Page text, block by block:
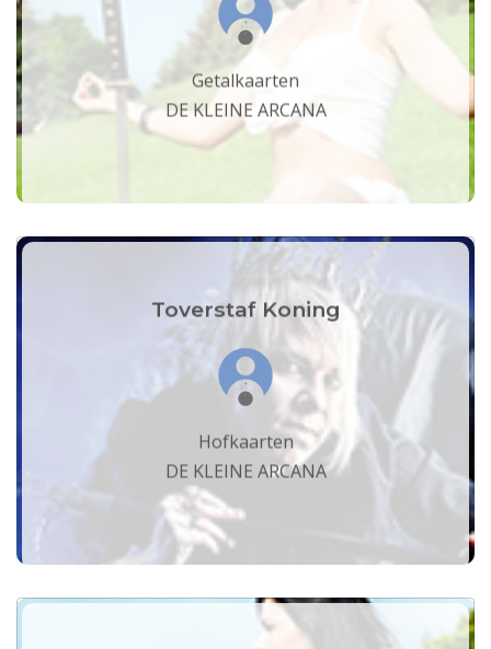
Getalkaarten
DE KLEINE ARCANA
Toverstaf Koning
Hofkaarten
DE KLEINE ARCANA